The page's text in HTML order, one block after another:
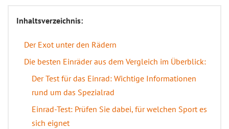
Inhaltsverzeichnis:
Der Exot unter den Rädern
Die besten Einräder aus dem Vergleich im Überblick:
Der Test für das Einrad: Wichtige Informationen
rund um das Spezialrad
Einrad-Test: Prüfen Sie dabei, für welchen Sport es
sich eignet